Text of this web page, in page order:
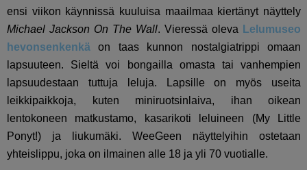
ensi viikon käynnissä kuuluisa maailmaa kiertänyt näyttely
Michael Jackson On The Wall. Vieressä oleva Lelumuseo
hevonsenkenkä on taas kunnon nostalgiatrippi omaan
lapsuuteen. Sieltä voi bongailla omasta tai vanhempien
lapsuudestaan tuttuja leluja. Lapsille on myös useita
leikkipaikkoja, kuten miniruotsinlaiva, ihan oikean
lentokoneen matkustamo, kasarikoti leluineen (My Little
Ponyt!) ja liukumäki. WeeGeen näyttelyihin ostetaan
yhteislippu, joka on ilmainen alle 18 ja yli 70 vuotialle.